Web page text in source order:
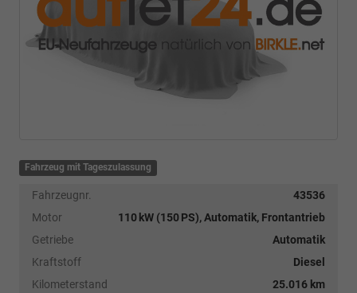
Fahrzeug mit Tageszulassung
Fahrzeugnr.
43536
Motor
110 kW (150 PS), Automatik, Frontantrieb
Getriebe
Automatik
Kraftstoff
Diesel
Kilometerstand
25.016 km